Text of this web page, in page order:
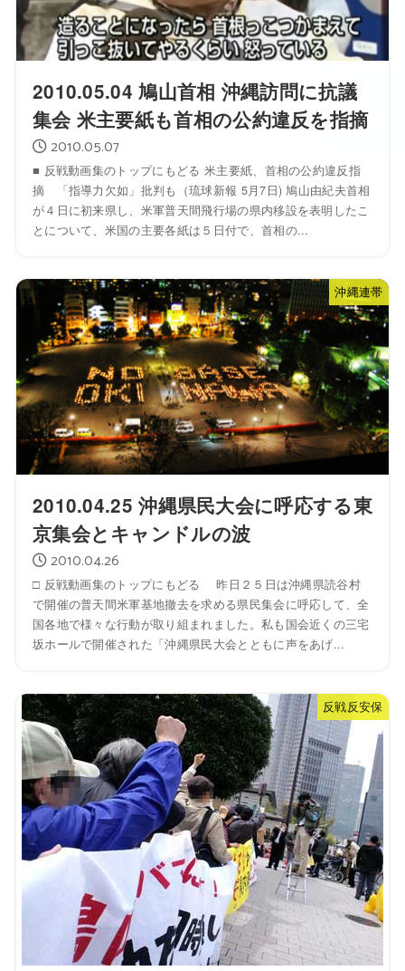
2010.05.04 鳩山首相 沖縄訪問に抗議
集会 米主要紙も首相の公約違反を指摘
2010.05.07
■ 反戦動画集のトップにもどる 米主要紙、首相の公約違反指
摘 「指導力欠如」批判も（琉球新報 5月7日) 鳩山由紀夫首相
が４日に初来県し、米軍普天間飛行場の県内移設を表明したこ
とについて、米国の主要各紙は５日付で、首相の...
沖縄連帯
2010.04.25 沖縄県民大会に呼応する東
京集会とキャンドルの波
2010.04.26
□ 反戦動画集のトップにもどる 昨日２５日は沖縄県読谷村
で開催の普天間米軍基地撤去を求める県民集会に呼応して、全
国各地で様々な行動が取り組まれました。私も国会近くの三宅
坂ホールで開催された「沖縄県民大会とともに声をあげ...
反戦反安保